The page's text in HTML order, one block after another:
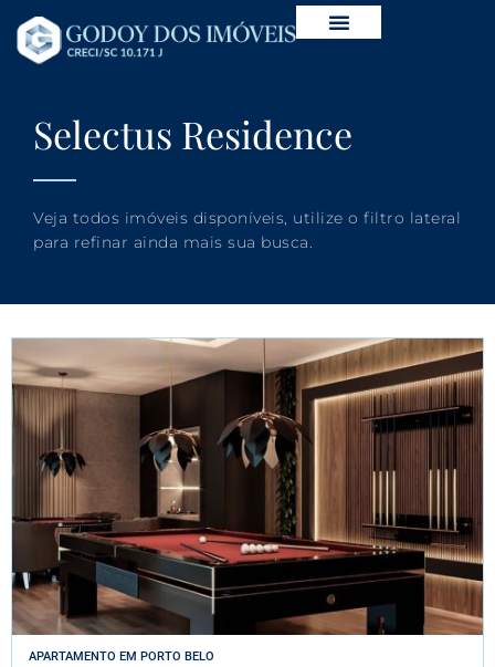
Selectus Residence
Veja todos imóveis disponíveis, utilize o filtro lateral
para refinar ainda mais sua busca.
APARTAMENTO EM PORTO BELO